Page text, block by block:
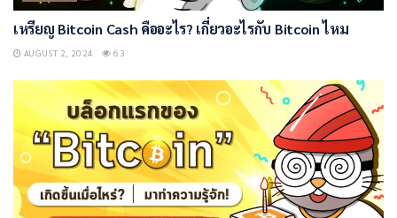
เหรียญ Bitcoin Cash คืออะไร? เกี่ยวอะไรกับ Bitcoin ไหม
AUGUST 2, 2024 63